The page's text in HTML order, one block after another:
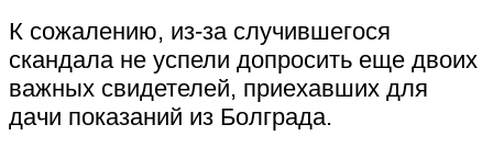
К сожалению, из-за случившегося
скандала не успели допросить еще двоих
важных свидетелей, приехавших для
дачи показаний из Болграда.